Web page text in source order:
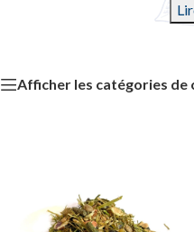
souvent confrontés à des
digestion moins efficace ou
aliments spécifiques pour
Nourriture de
matières grasses, ces
équilibré tout en préservant
Afficher les catégories de